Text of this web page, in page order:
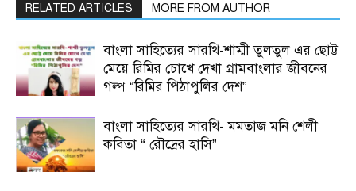
RELATED ARTICLES MORE FROM AUTHOR
বাংলা সাহিত্যের সারথি-শাম্মী তুলতুল এর ছোট্ট
মেয়ে রিমির চোখে দেখা গ্রামবাংলার জীবনের
গল্প “রিমির পিঠাপুলির দেশ”
বাংলা সাহিত্যের সারথি- মমতাজ মনি শেলী
কবিতা “ রৌদ্রের হাসি”